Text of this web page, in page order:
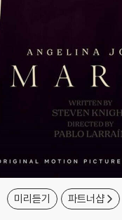
미리듣기 파트너샵